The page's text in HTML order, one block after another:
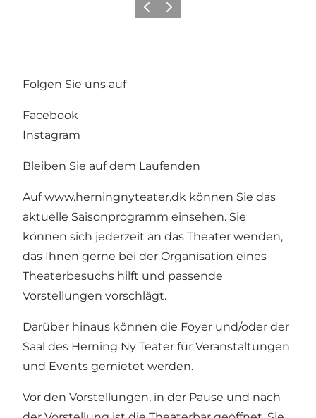
ZurückWeiter
Folgen Sie uns auf
Facebook
Instagram
Bleiben Sie auf dem Laufenden
Aufwww.herningnyteater.dk können Sie das
aktuelle Saisonprogramm einsehen. Sie
können sich jederzeit an das Theater wenden,
das Ihnen gerne bei der Organisation eines
Theaterbesuchs hilft und passende
Vorstellungen vorschlägt.
Darüber hinaus können die Foyer und/oder der
Saal des Herning Ny Teater für Veranstaltungen
und Events gemietet werden.
Vor den Vorstellungen, in der Pause und nach